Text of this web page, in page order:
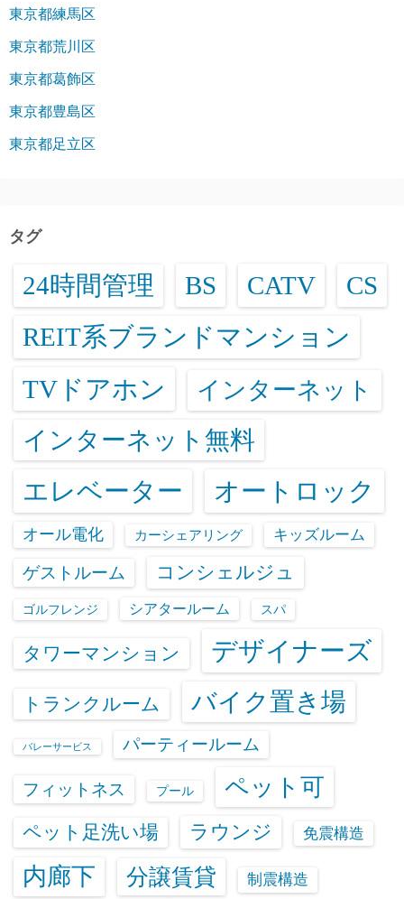
東京都練馬区
東京都荒川区
東京都葛飾区
東京都豊島区
東京都足立区
タグ
24時間管理 BS CATV CS
REIT系ブランドマンション
TVドアホン インターネット
インターネット無料
エレベーター オートロック
オール電化 カーシェアリング キッズルーム
ゲストルーム コンシェルジュ
ゴルフレンジ シアタールーム スパ
タワーマンション デザイナーズ
トランクルーム バイク置き場
バレーサービス パーティールーム
フィットネス プール ペット可
ペット足洗い場 ラウンジ 免震構造
内廊下 分譲賃貸 制震構造